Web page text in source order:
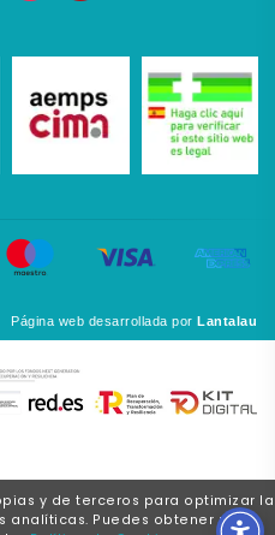
Página web desarrollada por Lantalau
y de terceros para optimizar la
analíticas. Puedes obtener más